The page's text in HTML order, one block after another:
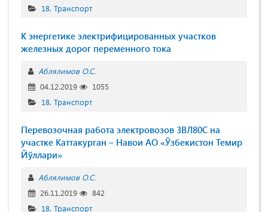
18. Транспорт
К энергетике электрифицированных участков
железных дорог переменного тока
Аблялимов О.С.
04.12.2019
1055
18. Транспорт
Перевозочная работа электровозов 3ВЛ80С на
участке Каттакурган – Навои АО «Ўзбекистон Темир
Йўллари»
Аблялимов О.С.
26.11.2019
842
18. Транспорт